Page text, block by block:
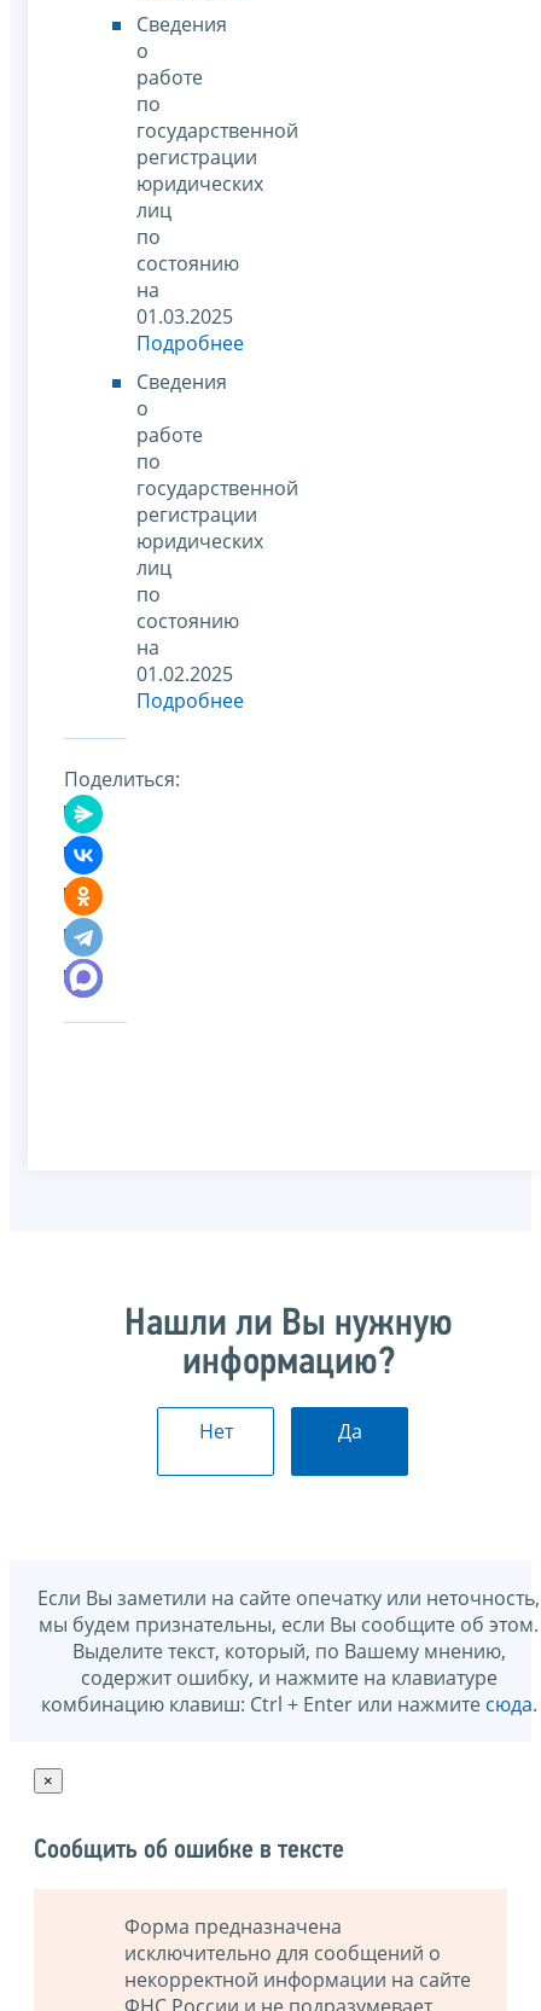
Сведения
о
работе
по
государственной
регистрации
юридических
лиц
по
состоянию
на
01.03.2025
Подробнее
Сведения
о
работе
по
государственной
регистрации
юридических
лиц
по
состоянию
на
01.02.2025
Подробнее
Поделиться:
Нашли ли Вы нужную
информацию?
Нет Да
Если Вы заметили на сайте опечатку или неточность,
мы будем признательны, если Вы сообщите об этом.
Выделите текст, который, по Вашему мнению,
содержит ошибку, и нажмите на клавиатуре
комбинацию клавиш: Ctrl + Enter или нажмите сюда.
×
Сообщить об ошибке в тексте
Форма предназначена
исключительно для сообщений о
некорректной информации на сайте